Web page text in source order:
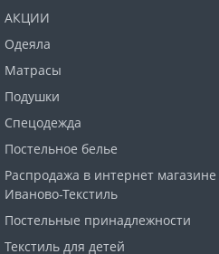
АКЦИИ
Одеяла
Матрасы
Подушки
Спецодежда
Постельное белье
Распродажа в интернет магазине
Иваново-Текстиль
Постельные принадлежности
Текстиль для детей